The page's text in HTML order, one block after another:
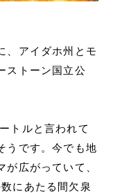
、アイダホ州とモ
ストーン国立公
ルと言われて
うです。今でも地
広がっていて、
にあたる間欠泉